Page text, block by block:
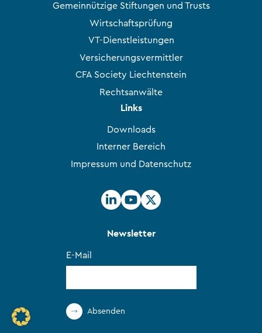
Gemeinnützige Stiftungen und Trusts
Wirtschaftsprüfung
VT-Dienstleistungen
Versicherungsvermittler
CFA Society Liechtenstein
Rechtsanwälte
Links
Downloads
Interner Bereich
Impressum und Datenschutz
Newsletter
E-Mail
Absenden